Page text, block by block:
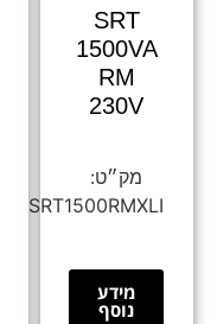
SRT
1500VA
RM
230V
SRT1500RMXLI
מידע
נוסף